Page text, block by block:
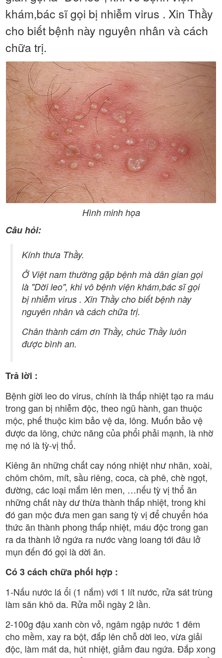
khám,bác sĩ gọi bị nhiễm virus . Xin Thầy
cho biết bệnh này nguyên nhân và cách
chữa trị.
Hình minh họa
Câu hỏi:
Kính thưa Thầy.
Ở Việt nam thường gặp bệnh mà dân gian gọi
là "Dời leo", khi vô bệnh viện khám,bác sĩ gọi
bị nhiễm virus . Xin Thầy cho biết bệnh này
nguyên nhân và cách chữa trị.
Chân thành cám ơn Thầy, chúc Thầy luôn
được bình an.
Trả lời :
Bệnh giời leo do virus, chính là thấp nhiệt tạo ra máu
trong gan bị nhiễm độc, theo ngũ hành, gan thuộc
mộc, phế thuộc kim bảo vệ da, lông. Muốn bảo vệ
được da lông, chức năng của phổi phải mạnh, là nhờ
mẹ nó là tỳ-vị thổ.
Kiêng ăn những chất cay nóng nhiệt như nhãn, xoài,
chôm chôm, mít, sầu riêng, coca, cà phê, chè ngọt,
đường, các loại mắm lên men, …nếu tỳ vị thổ ăn
những chất này dư thừa thành thấp nhiệt, trong khi
đó gan mộc đưa men gan sang tỳ vị để chuyển hóa
thức ăn thành phong thấp nhiệt, máu độc trong gan
ra da thành lở ngứa ra nước vàng loang tới đâu lở
mụn đến đó gọi là dời ăn.
Có 3 cách chữa phối hợp :
1-Nấu nước lá ổi (1 nắm) với 1 lít nước, rửa sát trùng
làm săn khô da. Rửa mỗi ngày 2 lần.
2-100g đậu xanh còn vỏ, ngâm ngập nước 1 đêm
cho mềm, xay ra bột, đắp lên chỗ dời leo, vừa giải
độc, làm mát da, hút nhiệt, giảm đau ngứa. Đắp xong